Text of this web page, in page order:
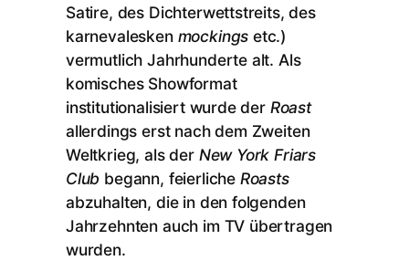
Satire, des Dichterwettstreits, des
karnevalesken mockings etc.)
vermutlich Jahrhunderte alt. Als
komisches Showformat
institutionalisiert wurde der Roast
allerdings erst nach dem Zweiten
Weltkrieg, als der New York Friars
Club begann, feierliche Roasts
abzuhalten, die in den folgenden
Jahrzehnten auch im TV übertragen
wurden.